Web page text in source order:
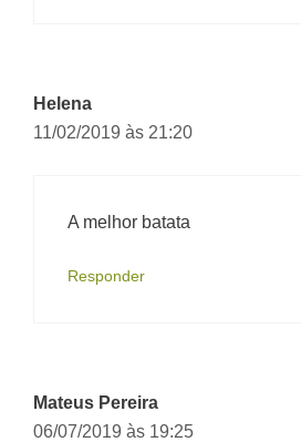
Helena
11/02/2019 às 21:20
A melhor batata
Responder
Mateus Pereira
06/07/2019 às 19:25